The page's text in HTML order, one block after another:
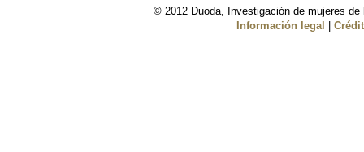
© 2012 Duoda, Investigación de mujeres
Información legal